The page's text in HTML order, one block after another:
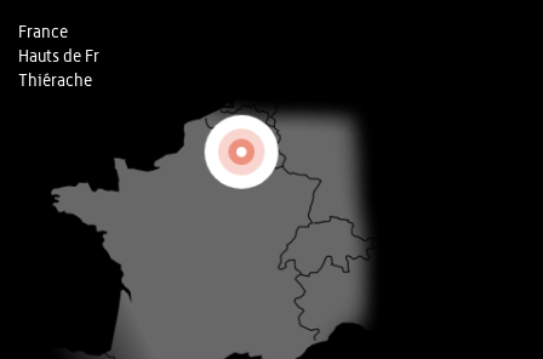
France
Hauts de Fr
Thiérache